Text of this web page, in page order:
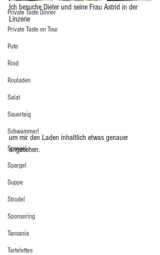
Private Taste Dinner
Private Taste on Tour
Pute
Rind
Rouladen
Salat
Sauerteig
Schwammerl
Spargel
Spargel
Suppe
Strudel
Sponsoring
Tansania
Tartelettes
Ich besuche Dieter und seine Frau Astrid in der
Linzerie
um mir den Laden inhaltlich etwas genauer
angesehen.